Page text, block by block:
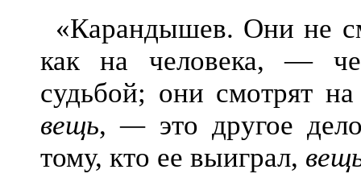
«Карандышев. Они не
как на человека, — ч
судьбой; они смотрят
вещь,—это другое
тому, кто ее выиграл,